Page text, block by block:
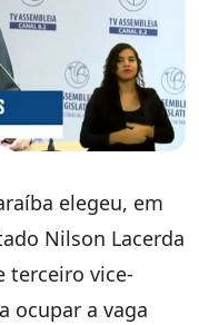
elegeu, em
Nilson Lacerda
terceiro vice-
ocupar a vaga